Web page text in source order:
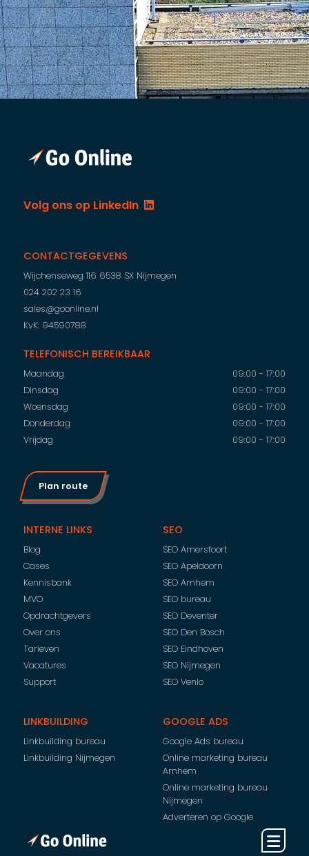
Volg ons op LinkedIn
INTERNE LINKS
Blog
Cases
Kennisbank
MVO
Opdrachtgevers
Over ons
Tarieven
Vacatures
Support
SEO
SEO Amersfoort
SEO Apeldoorn
SEO Arnhem
SEO bureau
SEO Deventer
SEO Den Bosch
SEO Eindhoven
SEO Nijmegen
SEO Venlo
LINKBUILDING
Linkbuilding bureau
Linkbuilding Nijmegen
GOOGLE ADS
Google Ads bureau
Online marketing bureau
Arnhem
Online marketing bureau
Nijmegen
Adverteren op Google
CONTACTGEGEVENS
Wijchenseweg 116 6538 SX Nijmegen
024 202 23 16
sales@goonline.nl
KvK: 94590788
TELEFONISCH BEREIKBAAR
Maandag
09:00 - 17:00
Dinsdag
09:00 - 17:00
Woensdag
09:00 - 17:00
Donderdag
09:00 - 17:00
Vrijdag
09:00 - 17:00
Plan route